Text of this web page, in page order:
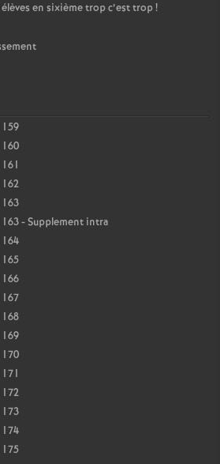
en sixième trop c’est trop!
- Supplement intra